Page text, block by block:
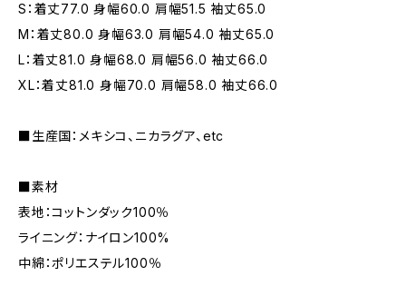
S：着丈77.0 身幅60.0 肩幅51.5 袖丈65.0
M：着丈80.0 身幅63.0 肩幅54.0 袖丈65.0
L：着丈81.0 身幅68.0 肩幅56.0 袖丈66.0
XL：着丈81.0 身幅70.0 肩幅58.0 袖丈66.0
■生産国：メキシコ、ニカラグア、etc
■素材
表地：コットンダック100％
ライニング：ナイロン100%
中綿：ポリエステル100％